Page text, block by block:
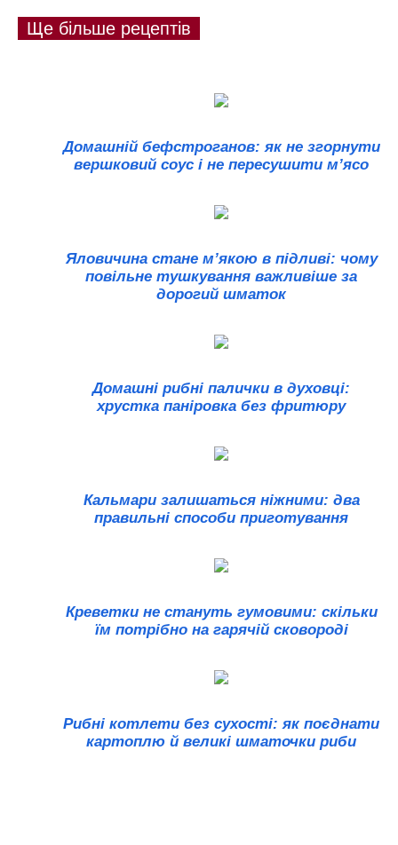
Ще більше рецептів
Домашній бефстроганов: як не згорнути
вершковий соус і не пересушити м’ясо
Яловичина стане м’якою в підливі: чому
повільне тушкування важливіше за
дорогий шматок
Домашні рибні палички в духовці:
хрустка паніровка без фритюру
Кальмари залишаться ніжними: два
правильні способи приготування
Креветки не стануть гумовими: скільки
їм потрібно на гарячій сковороді
Рибні котлети без сухості: як поєднати
картоплю й великі шматочки риби